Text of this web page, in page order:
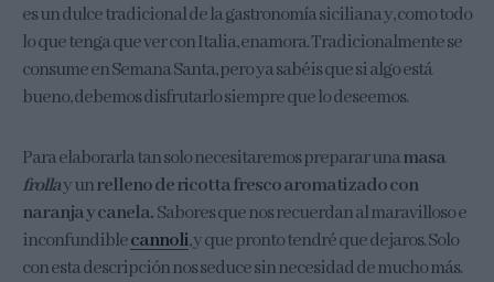
es un dulce tradicional de la gastronomía siciliana y, como todo
lo que tenga que ver con Italia, enamora. Tradicionalmente se
consume en Semana Santa, pero ya sabéis que si algo está
bueno, debemos disfrutarlo siempre que lo deseemos.
Para elaborarla tan solo necesitaremos preparar unamasa
frollay unrelleno de ricotta fresco aromatizado con
naranja y canela.Sabores que nos recuerdan al maravilloso e
inconfundiblecannoli, y que pronto tendré que dejaros. Solo
con esta descripción nos seduce sin necesidad de mucho más.